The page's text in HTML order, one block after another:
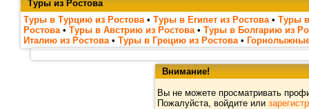
Туры из Ростова
Туры в Турцию из Ростова • Туры в Египет из Ростова • Туры
Ростова • Туры в Австрию из Ростова • Туры в Болгарию из
Италию из Ростова • Туры в Грецию из Ростова •
Внимание!
Вы не можете просматривать
Пожалуйста, войдите или